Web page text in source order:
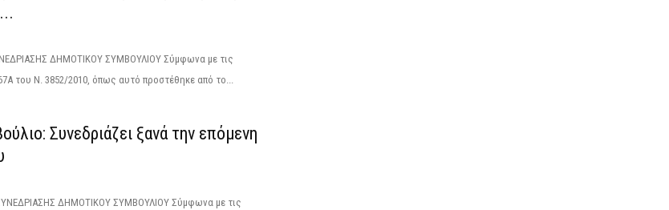
ΔΗΜΟΤΙΚΟΥ ΣΥΜΒΟΥΛΙΟΥ Σύμφωνα με τις
του Ν. 3852/2010, όπως αυτό προστέθηκε από το...
Συνεδριάζει ξανά την επόμενη
ΔΗΜΟΤΙΚΟΥ ΣΥΜΒΟΥΛΙΟΥ Σύμφωνα με τις